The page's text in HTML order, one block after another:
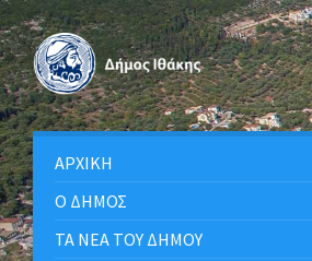
ΑΡΧΙΚΉ
Ο ΔΉΜΟΣ
ΤΑ ΝΈΑ ΤΟΥ ΔΉΜΟΥ